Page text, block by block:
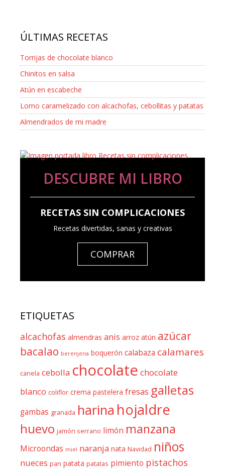
ÚLTIMAS RECETAS
Torrijas de chocolate blanco
Chinitos en salsa
Atún en escabeche
Lomo caramelizado con alcachofas, cebollitas y patatas
Almendrados de mi madre
DESCUBRE MI LIBRO
RECETAS SIN COMPLICACIONES
Recetas divertidas, sanas y creativas
COMPRAR
ETIQUETAS
alcachofas almendras anis arroz atún azúcar
bacalao berenjena boquerón calabaza calamares
canela cebolla chocolate chocolate
blanco coliflor crema pastelera fresas galletas
gambas granada harina hojaldre
huevo jamón serrano limón manzana
Microondas miel naranja nata Navidad niños
nueces pan patata patatas pimiento pistachos